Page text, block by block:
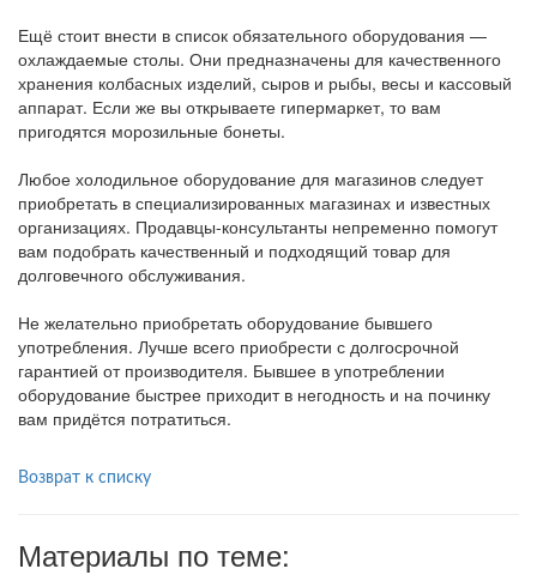
Ещё стоит внести в список обязательного оборудования —
охлаждаемые столы. Они предназначены для качественного
хранения колбасных изделий, сыров и рыбы, весы и кассовый
аппарат. Если же вы открываете гипермаркет, то вам
пригодятся морозильные бонеты.
Любое холодильное оборудование для магазинов следует
приобретать в специализированных магазинах и известных
организациях. Продавцы-консультанты непременно помогут
вам подобрать качественный и подходящий товар для
долговечного обслуживания.
Не желательно приобретать оборудование бывшего
употребления. Лучше всего приобрести с долгосрочной
гарантией от производителя. Бывшее в употреблении
оборудование быстрее приходит в негодность и на починку
вам придётся потратиться.
Возврат к списку
Материалы по теме: